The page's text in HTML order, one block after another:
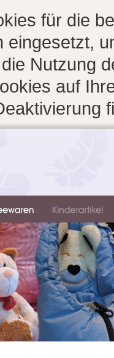
für die
eingesetzt,
Nutzung
auf